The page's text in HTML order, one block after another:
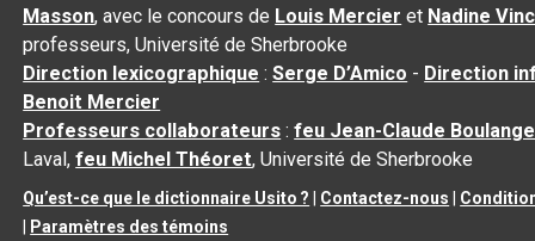
Masson, avec le concours de Louis Mercier et Nadine
professeurs, Université de Sherbrooke
Direction lexicographique :Serge D’Amico - Direction
Benoit Mercier
Professeurs collaborateurs :feu Jean-Claude
Laval,feu Michel Théoret, Université de Sherbrooke
Qu’est-ce que le dictionnaire Usito ? Contactez-nous
Paramètres des témoins